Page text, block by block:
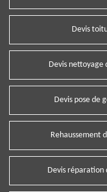
Devis
Devis nettoyage
Devis pose de
Rehaussement
Devis réparation